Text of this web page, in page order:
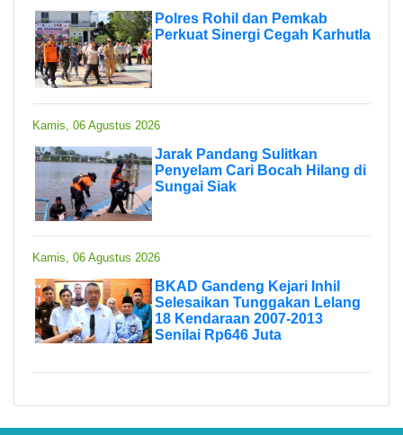
Polres Rohil dan Pemkab
Perkuat Sinergi Cegah Karhutla
Kamis, 06 Agustus 2026
Jarak Pandang Sulitkan
Penyelam Cari Bocah Hilang di
Sungai Siak
Kamis, 06 Agustus 2026
BKAD Gandeng Kejari Inhil
Selesaikan Tunggakan Lelang
18 Kendaraan 2007-2013
Senilai Rp646 Juta